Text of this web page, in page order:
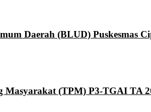
Daerah (BLUD) Puskesmas
Masyarakat (TPM) P3-TGAI TA